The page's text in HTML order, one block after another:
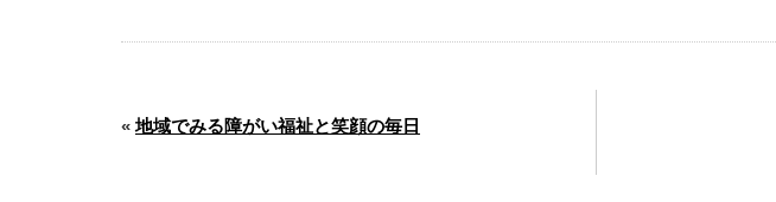
«地域でみる障がい福祉と笑顔の毎日